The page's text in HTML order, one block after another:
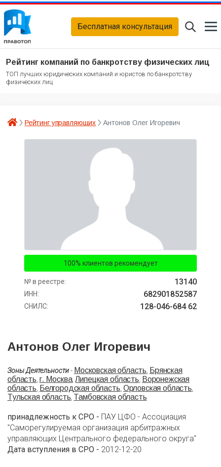
Бесплатная консультация
Рейтинг компаний по банкротству физических лиц
ТОП лучших юридических компаний и юристов по банкротству
физических лиц
Рейтинг управляющих Антонов Олег Игоревич
100% клиентов рекомендует
№ в реестре: 13140
ИНН: 682901852587
СНИЛС: 128-046-684 62
Антонов Олег Игоревич
Зоны Деятельности- Московская область, Брянская
область, г. Москва,Липецкая область, Воронежская
область, Белгородская область, Орловская область,
Тульская область, Тамбовская область
принадлежность к СРО - ПАУ ЦФО - Ассоциация
"Саморегулируемая организация арбитражных
управляющих Центрального федерального округа"
Дата вступления в СРО - 2012-12-20